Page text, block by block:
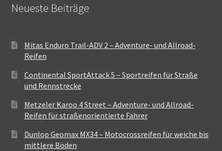
Neueste Beiträge
Mitas Enduro Trail-ADV 2 – Adventure- und Allroad-
Reifen
Continental SportAttack 5 – Sportreifen für Straße
und Rennstrecke
Metzeler Karoo 4 Street – Adventure- und Allroad-
Reifen für straßenorientierte Fahrer
Dunlop Geomax MX34 – Motocrossreifen für weiche bis
mittlere Böden